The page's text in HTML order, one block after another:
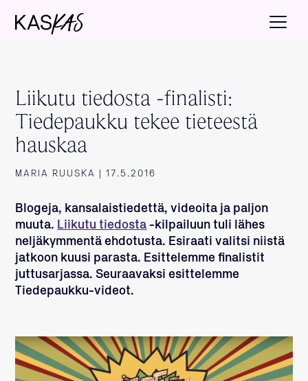
Liikutu tiedosta -finalisti:
Tiedepaukku tekee tieteestä
hauskaa
MARIA RUUSKA | 17.5.2016
Blogeja, kansalaistiedettä, videoita ja paljon
muuta. Liikutu tiedosta -kilpailuun tuli lähes
neljäkymmentä ehdotusta. Esiraati valitsi niistä
jatkoon kuusi parasta. Esittelemme finalistit
juttusarjassa. Seuraavaksi esittelemme
Tiedepaukku-videot.